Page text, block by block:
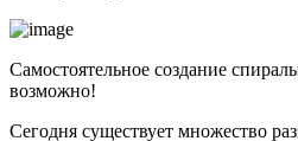
Самостоятельное создание
возможно!
Сегодня существует множество